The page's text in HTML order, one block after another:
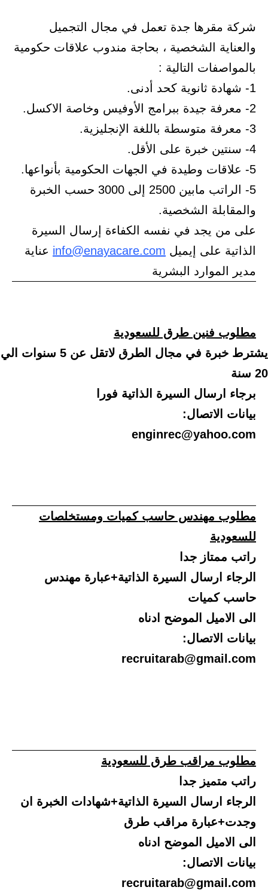
شركة مقرها جدة تعمل في مجال التجميل
والعناية الشخصية ، بحاجة مندوب علاقات حكومية
بالمواصفات التالية :
1- شهادة ثانوية كحد أدنى.
2- معرفة جيدة ببرامج الأوفيس وخاصة الاكسل.
3- معرفة متوسطة باللغة الإنجليزية.
4- سنتين خبرة على الأقل.
5- علاقات وطيدة في الجهات الحكومية بأنواعها.
5- الراتب مابين 2500 إلى 3000 حسب الخبرة
والمقابلة الشخصية.
على من يجد في نفسه الكفاءة إرسال السيرة
الذاتية على إيميل info@enayacare.com عناية
مدير الموارد البشرية
مطلوب فنين طرق للسعودية
يشترط خبرة في مجال الطرق لاتقل عن 5 سنوات الي
20 سنة
برجاء ارسال السيرة الذاتية فورا
بيانات الاتصال:
enginrec@yahoo.com
مطلوب مهندس حاسب كميات ومستخلصات
للسعودية
راتب ممتاز جدا
الرجاء ارسال السيرة الذاتية+عبارة مهندس
حاسب كميات
الى الاميل الموضح ادناه
بيانات الاتصال:
recruitarab@gmail.com
مطلوب مراقب طرق للسعودية
راتب متميز جدا
الرجاء ارسال السيرة الذاتية+شهادات الخبرة ان
وجدت+عبارة مراقب طرق
الى الاميل الموضح ادناه
بيانات الاتصال:
recruitarab@gmail.com